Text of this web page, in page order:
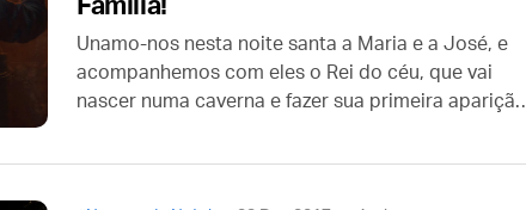
Família!
Unamo-nos nesta noite santa a Maria e a José, e
acompanhemos com eles o Rei do céu, que vai
nascer numa caverna e fazer sua primeira aparição